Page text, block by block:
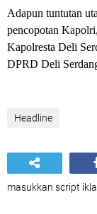
‎Adapun tuntutan
pencopotan
Kapolresta Deli
DPRD Deli
Headline
masukkan script